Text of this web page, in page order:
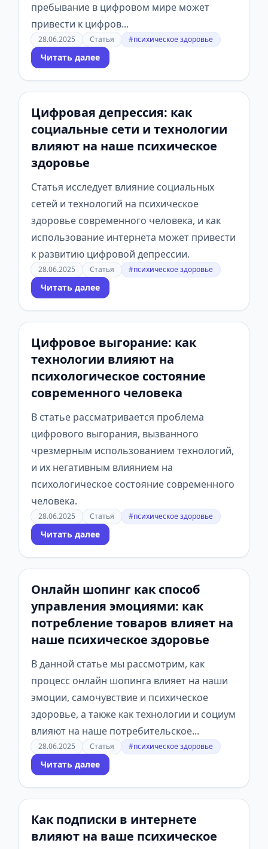
пребывание в цифровом мире может
привести к цифров...
28.06.2025 Статья #психическое здоровье
Читать далее
Цифровая депрессия: как
социальные сети и технологии
влияют на наше психическое
здоровье
Статья исследует влияние социальных
сетей и технологий на психическое
здоровье современного человека, и как
использование интернета может привести
к развитию цифровой депрессии.
28.06.2025 Статья #психическое здоровье
Читать далее
Цифровое выгорание: как
технологии влияют на
психологическое состояние
современного человека
В статье рассматривается проблема
цифрового выгорания, вызванного
чрезмерным использованием технологий,
и их негативным влиянием на
психологическое состояние современного
человека.
28.06.2025 Статья #психическое здоровье
Читать далее
Онлайн шопинг как способ
управления эмоциями: как
потребление товаров влияет на
наше психическое здоровье
В данной статье мы рассмотрим, как
процесс онлайн шопинга влияет на наши
эмоции, самочувствие и психическое
здоровье, а также как технологии и социум
влияют на наше потребительское...
28.06.2025 Статья #психическое здоровье
Читать далее
Как подписки в интернете
влияют на ваше психическое